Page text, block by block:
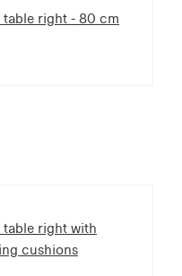
table right - 80 cm
table right with
cushions